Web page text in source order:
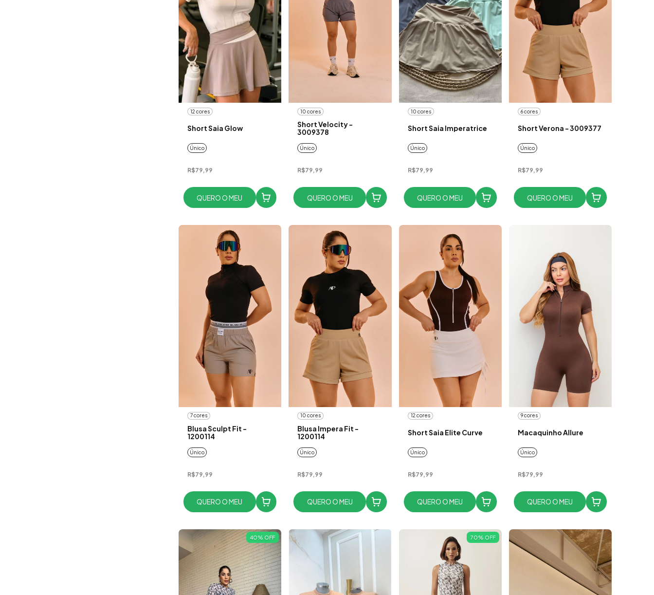
12 cores
Short Saia Glow
Único
R$79,99
QUERO O MEU
10 cores
Short Velocity -
3009378
Único
R$79,99
QUERO O MEU
10 cores
Short Saia Imperatrice
Único
R$79,99
QUERO O MEU
6 cores
Short Verona - 3009377
Único
R$79,99
QUERO O MEU
7 cores
Blusa Sculpt Fit -
1200114
Único
R$79,99
QUERO O MEU
10 cores
Blusa Impera Fit -
1200114
Único
R$79,99
QUERO O MEU
12 cores
Short Saia Elite Curve
Único
R$79,99
QUERO O MEU
9 cores
Macaquinho Allure
Único
R$79,99
QUERO O MEU
40% OFF 70% OFF